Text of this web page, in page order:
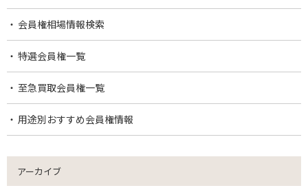
会員権相場情報検索
特選会員権一覧
至急買取会員権一覧
用途別おすすめ会員権情報
アーカイブ